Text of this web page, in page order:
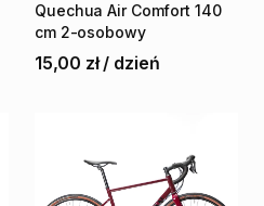
Quechua Air Comfort 140
cm 2-osobowy
15,00 zł / dzień